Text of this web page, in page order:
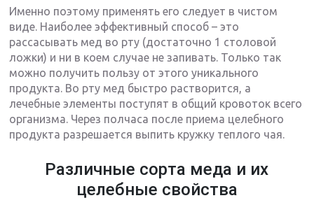
Именно поэтому применять его следует в чистом
виде. Наиболее эффективный способ – это
рассасывать мед во рту (достаточно 1 столовой
ложки) и ни в коем случае не запивать. Только так
можно получить пользу от этого уникального
продукта. Во рту мед быстро растворится, а
лечебные элементы поступят в общий кровоток всего
организма. Через полчаса после приема целебного
продукта разрешается выпить кружку теплого чая.
Различные сорта меда и их
целебные свойства